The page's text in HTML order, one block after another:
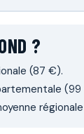
?
(87 €).